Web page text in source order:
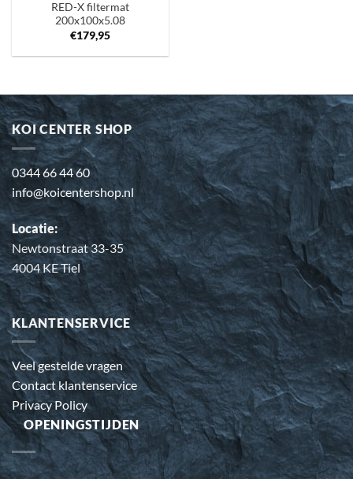
RED-X filtermat
200x100x5.08
€179,95
KOI CENTER SHOP
0344 66 44 60
info@koicentershop.nl
Locatie:
Newtonstraat 33-35
4004 KE Tiel
KLANTENSERVICE
Veel gestelde vragen
Contact klantenservice
Privacy Policy
OPENINGSTIJDEN